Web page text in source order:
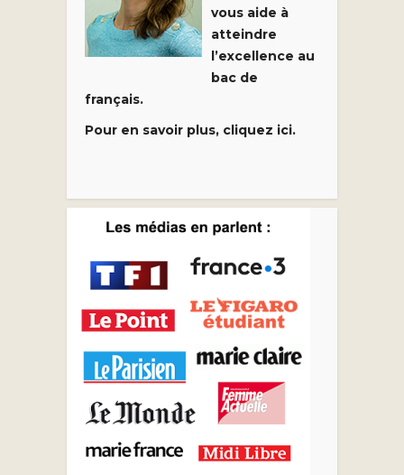
vous aide à
atteindre
l’excellence au
bac de
français.
Pour en savoir plus, cliquez ici.